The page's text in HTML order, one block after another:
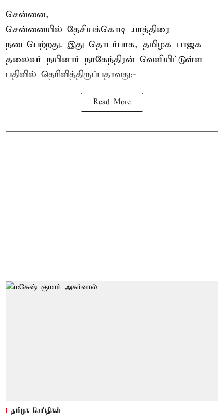
சென்னை,
சென்னையில் தேசியக்கொடி யாத்திரை
நடைபெற்றது. இது தொடர்பாக, தமிழக பாஜக
தலைவர் நயினார் நாகேந்திரன் வெளியிட்டுள்ள
பதிவில் தெரிவித்திருப்பதாவது:-
Read More
தமிழக செய்திகள்